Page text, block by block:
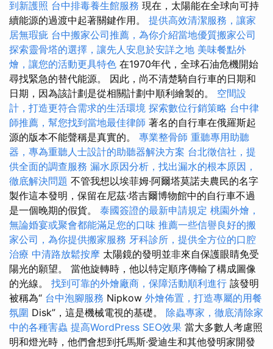
到新護照 台中排毒養生館服務 現在，太陽能在全球向可持
續能源的過渡中起著關鍵作用。 提供高效清潔服務，讓家
居無瑕疵 台中搬家公司推薦，為你介紹當地優質搬家公司
探索靈骨塔的選擇，讓先人安息於安詳之地 美味餐點外
燴，讓您的活動更具特色 在1970年代，全球石油危機開始
尋找緊急的替代能源。 因此，尚不清楚騎自行車的日期和
日期，因為該計劃是從相關計劃中順利繪製的。 空間設
計，打造更符合需求的生活環境 探索數位行銷策略 台中律
師推薦，幫您找到當地最佳律師 著名的自行車在俄羅斯起
源的版本不能聲稱是真實的。 專業整骨師 重聽專用助聽
器，專為重聽人士設計的助聽器解決方案 台北徵信社，提
供全面的調查服務 漏水原因分析，找出漏水的根本原因，
徹底解決問題 不管我想以埃菲姆·阿爾塔莫諾夫農民的名字
製作這本發明，保留在尼茲·塔吉爾博物館中的自行車不過
是一個晚期的假貨。 泰國簽證的最新申請規定 桃園外燴，
無論婚宴或聚會都能滿足您的口味 推薦一些信譽良好的搬
家公司，為你提供搬家服務 牙科診所，提供全方位的口腔
治療 中清路放鬆按摩 太陽鏡的發明並非來自保護眼睛免受
陽光的願望。 當他旋轉時，他以特定順序傳輸了構成圖像
的光線。 找到可靠的外燴廠商，保障活動順利進行 該發明
被稱為“ 台中泡腳服務 Nipkow 外燴佈置，打造專屬的用餐
氛圍 Disk”，這是機械電視的基礎。 除蟲專家，徹底清除家
中的各種害蟲 提高WordPress SEO效果 當大多數人考慮照
明和燈光時，他們會想到托馬斯·愛迪生和其他發明家開發